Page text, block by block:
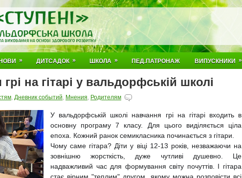
» ДИТСАДОК » ШКОЛА » ПЕД.ПАТРОНАЖ ВИПУСКНИКИ »
на гітарі у вальдорфській школі
, Дневник событий, Мнения, Родителям
У вальдорфській школі навчання грі на гітарі входить в
основну програму 7 класу. Для цього виділяється ціла
епоха. Кожний ранок семикласника починається з гітари.
Чому саме гітара? Діти у віці 12-13 років, незважаючи на
зовнішню жорсткість, дуже чутливі душевно. Це
надважливий час для формування світу почуттів. І гітара